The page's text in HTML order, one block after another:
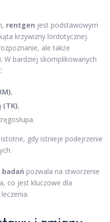
rentgen jest podstawowym
krzywizny lordotycznej.
ale także
bardziej skomplikowanych
,
,
gdy istnieje podejrzenie
pozwala na stworzenie
co jest kluczowe dla